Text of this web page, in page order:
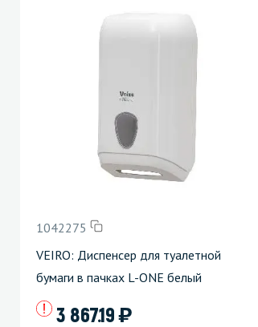
1042275
VEIRO: Диспенсер для туалетной
бумаги в пачках L-ONE белый
3 867.19)